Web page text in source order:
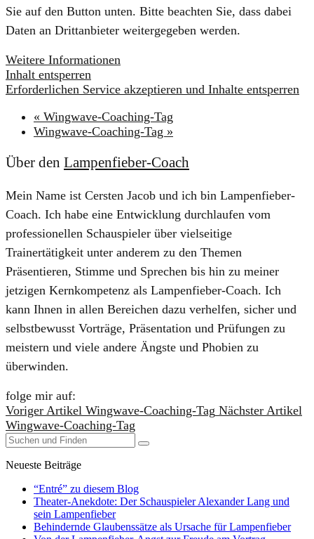
Sie auf den Button unten. Bitte beachten Sie, dass dabei
Daten an Drittanbieter weitergegeben werden.
Weitere Informationen
Inhalt entsperren
Erforderlichen Service akzeptieren und Inhalte entsperren
« Wingwave-Coaching-Tag
Wingwave-Coaching-Tag »
Über den Lampenfieber-Coach
Mein Name ist Cersten Jacob und ich bin Lampenfieber-
Coach. Ich habe eine Entwicklung durchlaufen vom
professionellen Schauspieler über vielseitige
Trainertätigkeit unter anderem zu den Themen
Präsentieren, Stimme und Sprechen bis hin zu meiner
jetzigen Kernkompetenz als Lampenfieber-Coach. Ich
kann Ihnen in allen Bereichen dazu verhelfen, sicher und
selbstbewusst Vorträge, Präsentation und Prüfungen zu
meistern und viele andere Ängste und Phobien zu
überwinden.
folge mir auf:
Voriger Artikel Wingwave-Coaching-Tag Nächster Artikel
Wingwave-Coaching-Tag
Neueste Beiträge
“Entré” zu diesem Blog
Theater-Anekdote: Der Schauspieler Alexander Lang und
sein Lampenfieber
Behindernde Glaubenssätze als Ursache für Lampenfieber